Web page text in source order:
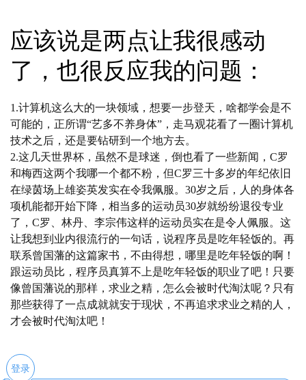
应该说是两点让我很感动
了，也很反应我的问题：
1.计算机这么大的一块领域，想要一步登天，啥都学会是不
可能的，正所谓“艺多不养身体”，走马观花看了一圈计算机
技术之后，还是要钻研到一个地方去。
2.这几天世界杯，虽然不是球迷，倒也看了一些新闻，C罗
和梅西这两个我哪一个都不粉，但C罗三十多岁的年纪依旧
在绿茵场上雄姿英发实在令我佩服。30岁之后，人的身体各
项机能都开始下降，相当多的运动员30岁就纷纷退役专业
了，C罗、林丹、李宗伟这样的运动员实在是令人佩服。这
让我想到业内很流行的一句话，说程序员是吃年轻饭的。再
联系曾国藩的这篇家书，不由得想，哪里是吃年轻饭的啊！
跟运动员比，程序员真算不上是吃年轻饭的职业了吧！只要
像曾国藩说的那样，求业之精，怎么会被时代淘汰呢？只有
那些获得了一点成就就安于现状，不再追求求业之精的人，
才会被时代淘汰吧！
登录